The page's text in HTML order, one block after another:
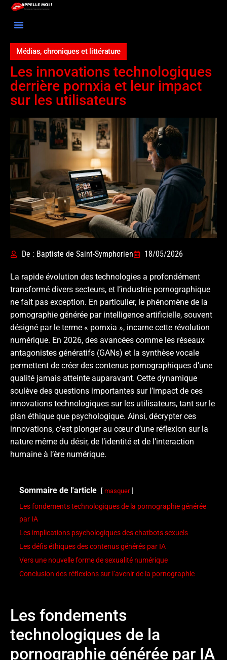
Médias, chroniques et littérature
Les innovations technologiques
derrière pornxia et leur impact
sur les utilisateurs
De : Baptiste de Saint-Symphorien 18/05/2026
La rapide évolution des technologies a profondément
transformé divers secteurs, et l’industrie pornographique
ne fait pas exception. En particulier, le phénomène de la
pornographie générée par intelligence artificielle, souvent
désigné par le terme « pornxia », incarne cette révolution
numérique. En 2026, des avancées comme les réseaux
antagonistes génératifs (GANs) et la synthèse vocale
permettent de créer des contenus pornographiques d’une
qualité jamais atteinte auparavant. Cette dynamique
soulève des questions importantes sur l’impact de ces
innovations technologiques sur les utilisateurs, tant sur le
plan éthique que psychologique. Ainsi, décrypter ces
innovations, c’est plonger au cœur d’une réflexion sur la
nature même du désir, de l’identité et de l’interaction
humaine à l’ère numérique.
Sommaire de l'article masquer
Les fondements technologiques de la pornographie générée
par IA
Les implications psychologiques des chatbots sexuels
Les défis éthiques des contenus générés par IA
Vers une nouvelle forme de sexualité numérique
Conclusion des réflexions sur l’avenir de la pornographie
Les fondements
technologiques de la
pornographie générée par IA